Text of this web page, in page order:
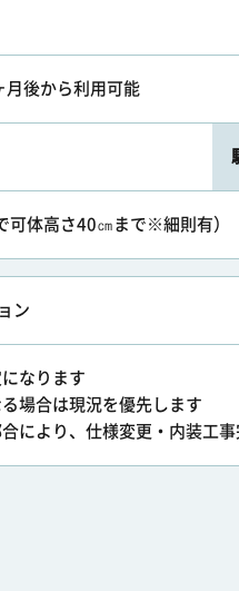
後から利用可能
可体高さ40㎝まで※細則有）
ン
なります
場合は現況を優先します
により、仕様変更・内装工